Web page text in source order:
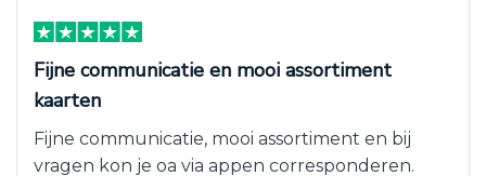
Fijne communicatie en mooi assortiment
kaarten
Fijne communicatie, mooi assortiment en bij
vragen kon je oa via appen corresponderen.